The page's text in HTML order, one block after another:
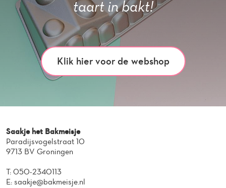
taart in bakt!
Klik hier voor de webshop
Saakje het Bakmeisje
Paradijsvogelstraat 10
9713 BV Groningen
T: 050-2340113
E: saakje@bakmeisje.nl